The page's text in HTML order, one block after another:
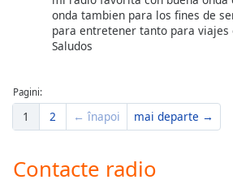
Area
Background
Color
onda tambien para los fines de
para entretener tanto para viajes
Saludos
Pagini:
1 2 ← înapoi mai departe →
Contacte radio